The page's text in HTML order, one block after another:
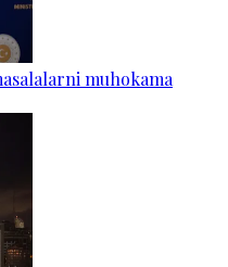
muhokama